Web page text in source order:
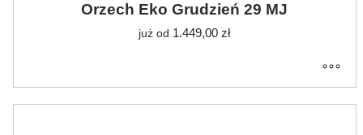
Orzech Eko Grudzień 29 MJ
już od 1.449,00zł